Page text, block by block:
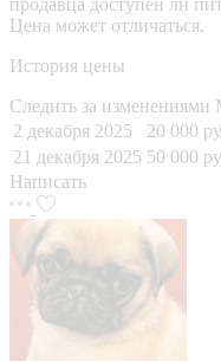
Цена может отличаться.
История цены
Следить за изменениями
2 декабря 2025
20 000
21 декабря 2025 50 000
Написать